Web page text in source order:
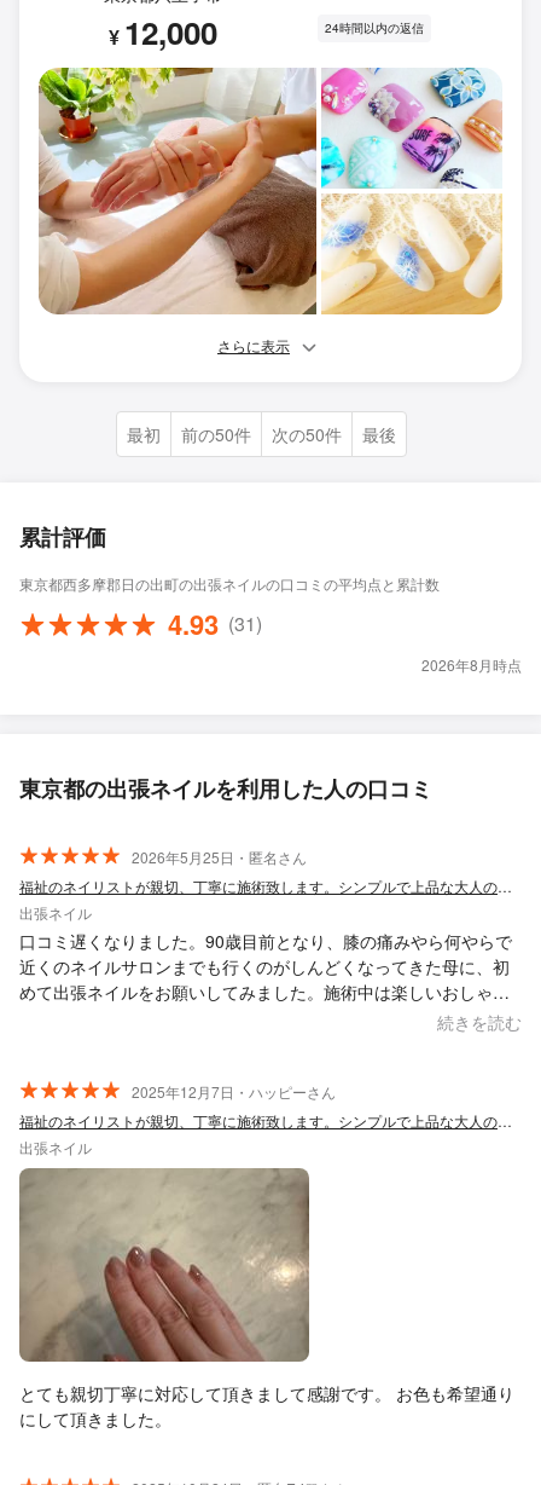
¥ 12,000 24時間以内の返信
さらに表示
最初 前の50件 次の50件 最後
累計評価
東京都西多摩郡日の出町の出張ネイルの口コミの平均点と累計数
4.93 (31)
2026年8月時点
東京都の出張ネイルを利用した人の口コミ
2026年5月25日・匿名さん
福祉のネイリストが親切、丁寧に施術致します。シンプルで上品な大人のネイルを…
出張ネイル
口コミ遅くなりました。90歳目前となり、膝の痛みやら何やらで
近くのネイルサロンまでも行くのがしんどくなってきた母に、初
めて出張ネイルをお願いしてみました。施術中は楽しいおしゃべ
りで笑いが絶えず、また希望通りの素敵な仕上がりに母も大満足
続きを読む
2025年12月7日・ハッピーさん
福祉のネイリストが親切、丁寧に施術致します。シンプルで上品な大人のネイルを…
出張ネイル
とても親切丁寧に対応して頂きまして感謝です。 お色も希望通り
にして頂きました。